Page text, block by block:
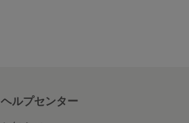
ヘルプセンター